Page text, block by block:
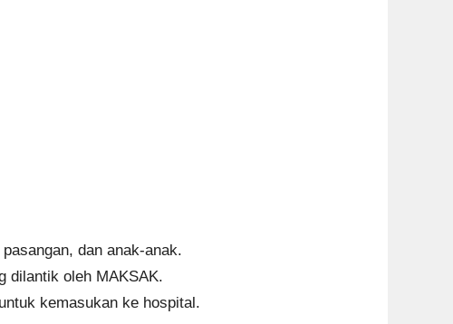
dan anak-anak.
dilantik oleh MAKSAK.
kemasukan ke hospital.